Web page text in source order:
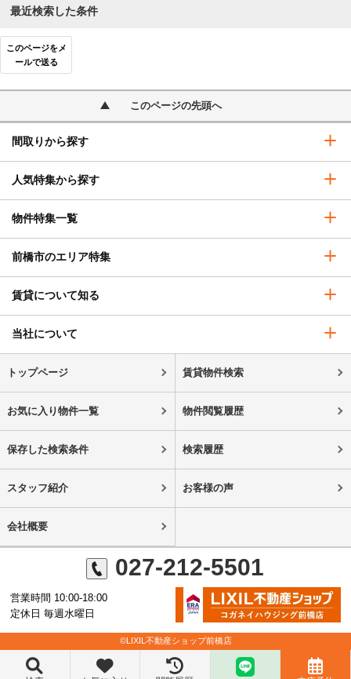
最近検索した条件
このページをメ
ールで送る
このページの先頭へ
間取りから探す
人気特集から探す
物件特集一覧
前橋市のエリア特集
賃貸について知る
当社について
トップページ 賃貸物件検索
お気に入り物件一覧 物件閲覧履歴
保存した検索条件 検索履歴
スタッフ紹介 お客様の声
会社概要
027-212-5501
営業時間 10:00-18:00
定休日 毎週水曜日
©LIXIL不動産ショップ前橋店